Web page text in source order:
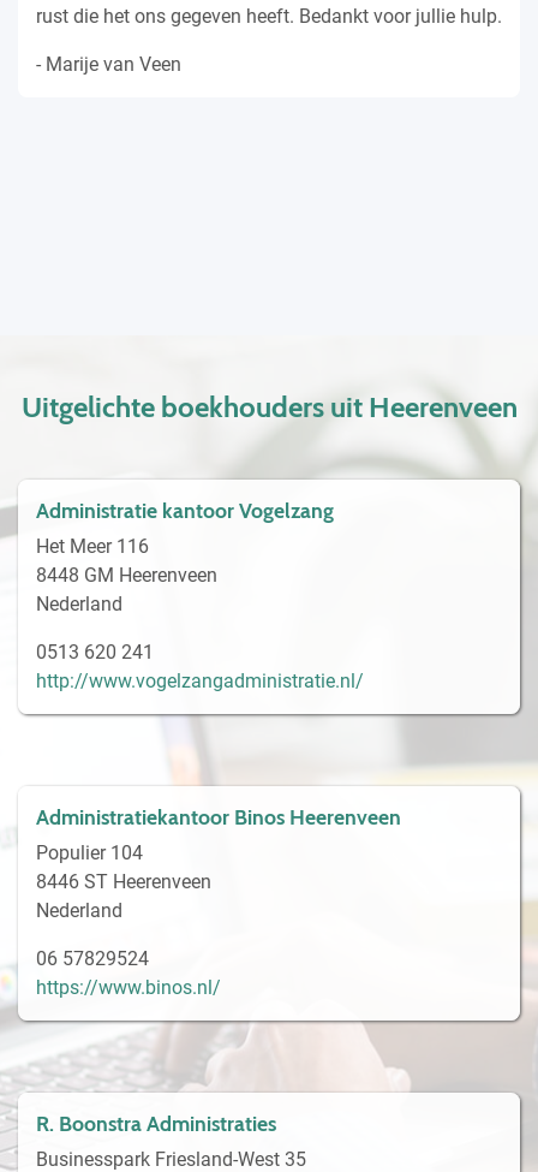
rust die het ons gegeven heeft. Bedankt voor jullie hulp.
- Marije van Veen
Uitgelichte boekhouders uit Heerenveen
Administratie kantoor Vogelzang
Het Meer 116
8448 GM Heerenveen
Nederland
0513 620 241
http://www.vogelzangadministratie.nl/
Administratiekantoor Binos Heerenveen
Populier 104
8446 ST Heerenveen
Nederland
06 57829524
https://www.binos.nl/
R. Boonstra Administraties
Businesspark Friesland-West 35